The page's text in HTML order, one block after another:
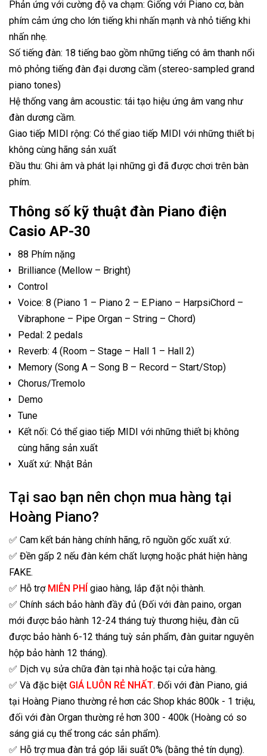
Phản ứng với cường độ va chạm: Giống với Piano cơ, bàn
phím cảm ứng cho lớn tiếng khi nhấn mạnh và nhỏ tiếng khi
nhấn nhẹ.
Số tiếng đàn: 18 tiếng bao gồm những tiếng có âm thanh nổi
mô phỏng tiếng đàn đại dương cầm (stereo-sampled grand
piano tones)
Hệ thống vang âm acoustic: tái tạo hiệu ứng âm vang như
đàn dương cầm.
Giao tiếp MIDI rộng: Có thể giao tiếp MIDI với những thiết bị
không cùng hãng sản xuất
Đầu thu: Ghi âm và phát lại những gì đã được chơi trên bàn
phím.
Thông số kỹ thuật đàn Piano điện
Casio AP-30
88 Phím nặng
Brilliance (Mellow – Bright)
Control
Voice: 8 (Piano 1 – Piano 2 – E.Piano – HarpsiChord –
Vibraphone – Pipe Organ – String – Chord)
Pedal: 2 pedals
Reverb: 4 (Room – Stage – Hall 1 – Hall 2)
Memory (Song A – Song B – Record – Start/Stop)
Chorus/Tremolo
Demo
Tune
Kết nối: Có thể giao tiếp MIDI với những thiết bị không
cùng hãng sản xuất
Xuất xứ: Nhật Bản
Tại sao bạn nên chọn mua hàng tại
Hoàng Piano?
✅ Cam kết bán hàng chính hãng, rõ nguồn gốc xuất xứ.
✅ Đền gấp 2 nếu đàn kém chất lượng hoặc phát hiện hàng
FAKE.
✅ Hỗ trợ MIỄN PHÍ giao hàng, lắp đặt nội thành.
✅ Chính sách bảo hành đầy đủ (Đối với đàn paino, organ
mới được bảo hành 12-24 tháng tuỳ thương hiệu, đàn cũ
được bảo hành 6-12 tháng tuỳ sản phẩm, đàn guitar nguyên
hộp bảo hành 12 tháng).
✅ Dịch vụ sửa chữa đàn tại nhà hoặc tại cửa hàng.
✅ Và đặc biệt GIÁ LUÔN RẺ NHẤT. Đối với đàn Piano, giá
tại Hoàng Piano thường rẻ hơn các Shop khác 800k - 1 triệu,
đối với đàn Organ thường rẻ hơn 300 - 400k (Hoàng có so
sáng giá cụ thể trong các sản phẩm).
✅ Hỗ trợ mua đàn trả góp lãi suất 0% (bằng thẻ tín dụng).